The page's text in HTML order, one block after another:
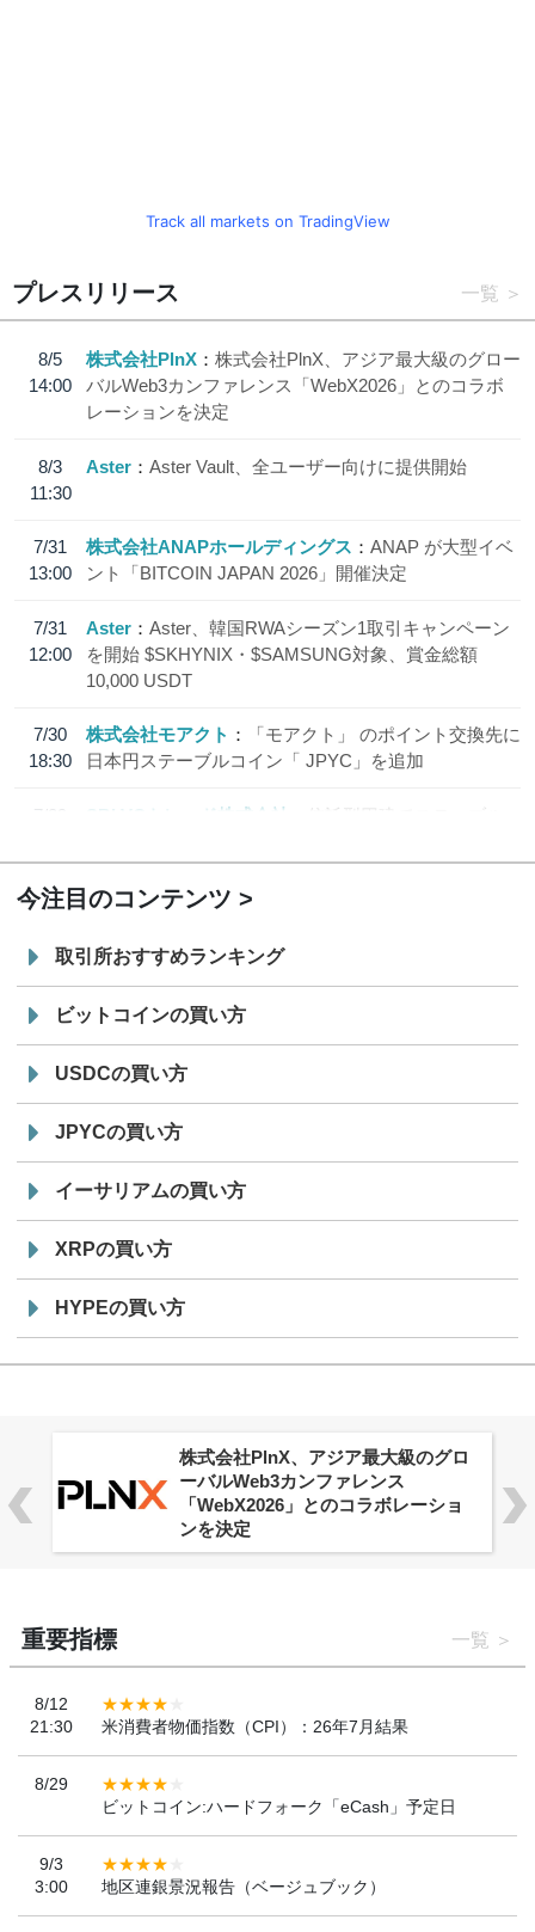
Track all markets on TradingView
プレスリリース 一覧
8/5
14:00
株式会社PlnX
株式会社PlnX、アジア最大級のグロー
バルWeb3カンファレンス「WebX2026」とのコラボ
レーションを決定
8/3
11:30
Aster Aster Vault、全ユーザー向けに提供開始
7/31
13:00
株式会社ANAPホールディングス
ANAP が大型イベ
ント「BITCOIN JAPAN 2026」開催決定
7/31
12:00
Aster
Aster、韓国RWAシーズン1取引キャンペーン
を開始 $SKHYNIX・$SAMSUNG対象、賞金総額
10,000 USDT
7/30
18:30
株式会社モアクト
「モアクト」 のポイント交換先に
日本円ステーブルコイン「 JPYC」を追加
7/29
SBI VCトレード株式会社
信託型円建てステーブル
今注目のコンテンツ
取引所おすすめランキング
ビットコインの買い方
USDCの買い方
JPYCの買い方
イーサリアムの買い方
XRPの買い方
HYPEの買い方
株式会社PlnX、アジア最大級のグロ
ーバルWeb3カンファレンス
「WebX2026」とのコラボレーショ
ンを決定
重要指標 一覧
8/12
21:30
米消費者物価指数（CPI）：26年7月結果
8/29
ビットコイン:ハードフォーク「eCash」予定日
9/3
3:00
地区連銀景況報告（ベージュブック）